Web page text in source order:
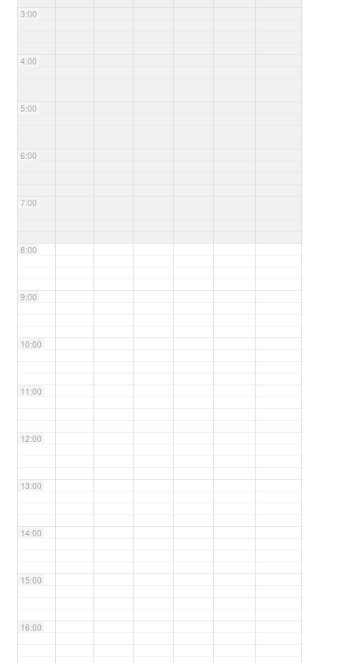
3:00
4:00
5:00
6:00
7:00
8:00
9:00
10:00
11:00
12:00
13:00
14:00
15:00
16:00